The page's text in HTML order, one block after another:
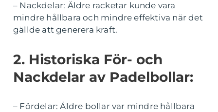
– Nackdelar: Äldre racketar kunde vara
mindre hållbara och mindre effektiva när det
gällde att generera kraft.
2. Historiska För- och
Nackdelar av Padelbollar:
– Fördelar: Äldre bollar var mindre hållbara